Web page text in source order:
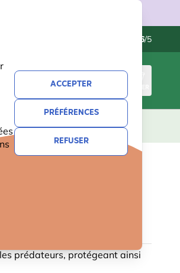
ACCEPTER
PRÉFÉRENCES
REFUSER
4.6/5
CONNEXION
NOUVEAUTÉS OFFRES
BEAUMONT
prédateurs, protégeant ainsi